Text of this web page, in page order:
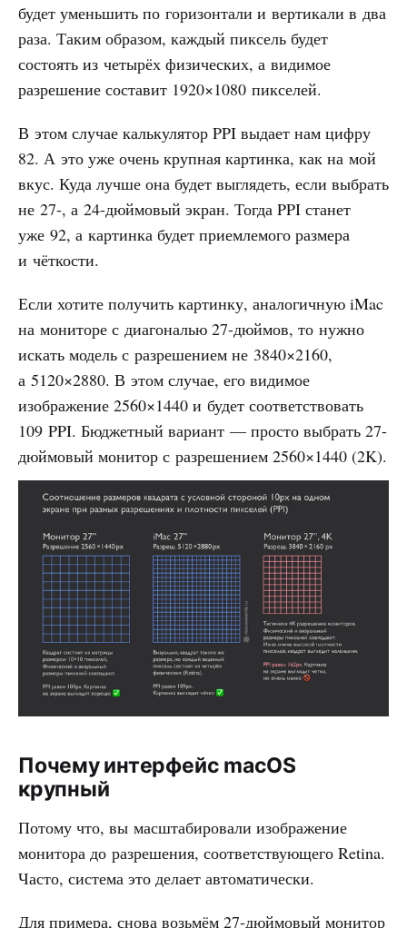
будет уменьшить по горизонтали и вертикали в два
раза. Таким образом, каждый пиксель будет
состоять из четырёх физических, а видимое
разрешение составит 1920×1080 пикселей.
В этом случае калькулятор PPI выдает нам цифру
82. А это уже очень крупная картинка, как на мой
вкус. Куда лучше она будет выглядеть, если выбрать
не 27-, а 24-дюймовый экран. Тогда PPI станет
уже 92, а картинка будет приемлемого размера
и чёткости.
Если хотите получить картинку, аналогичную iMac
на мониторе с диагональю 27-дюймов, то нужно
искать модель с разрешением не 3840×2160,
а 5120×2880. В этом случае, его видимое
изображение 2560×1440 и будет соответствовать
109 PPI. Бюджетный вариант — просто выбрать 27-
дюймовый монитор с разрешением 2560×1440 (2K).
Почему интерфейс macOS
крупный
Потому что, вы масштабировали изображение
монитора до разрешения, соответствующего Retina.
Часто, система это делает автоматически.
Для примера, снова возьмём 27-дюймовый монитор